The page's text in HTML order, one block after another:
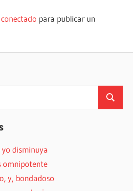
conectado para publicar un
Buscar
disminuya
omnipotente
y, bondadoso